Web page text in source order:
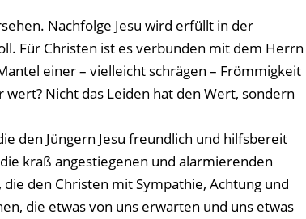
Nachfolge Jesu wird erfüllt in der
Für Christen ist es verbunden mit dem Herrn
einer – vielleicht schrägen – Frömmigkeit
Nicht das Leiden hat den Wert, sondern
den Jüngern Jesu freundlich und hilfsbereit
kraß angestiegenen und alarmierenden
den Christen mit Sympathie, Achtung und
die etwas von uns erwarten und uns etwas